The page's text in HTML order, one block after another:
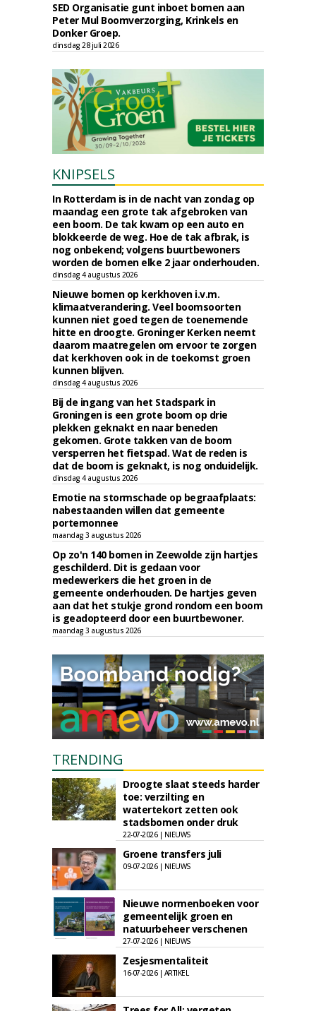
SED Organisatie gunt inboet bomen aan
Peter Mul Boomverzorging, Krinkels en
Donker Groep.
dinsdag 28 juli 2026
KNIPSELS
In Rotterdam is in de nacht van zondag op
maandag een grote tak afgebroken van
een boom. De tak kwam op een auto en
blokkeerde de weg. Hoe de tak afbrak, is
nog onbekend; volgens buurtbewoners
worden de bomen elke 2 jaar onderhouden.
dinsdag 4 augustus 2026
Nieuwe bomen op kerkhoven i.v.m.
klimaatverandering. Veel boomsoorten
kunnen niet goed tegen de toenemende
hitte en droogte. Groninger Kerken neemt
daarom maatregelen om ervoor te zorgen
dat kerkhoven ook in de toekomst groen
kunnen blijven.
dinsdag 4 augustus 2026
Bij de ingang van het Stadspark in
Groningen is een grote boom op drie
plekken geknakt en naar beneden
gekomen. Grote takken van de boom
versperren het fietspad. Wat de reden is
dat de boom is geknakt, is nog onduidelijk.
dinsdag 4 augustus 2026
Emotie na stormschade op begraafplaats:
nabestaanden willen dat gemeente
portemonnee
maandag 3 augustus 2026
Op zo'n 140 bomen in Zeewolde zijn hartjes
geschilderd. Dit is gedaan voor
medewerkers die het groen in de
gemeente onderhouden. De hartjes geven
aan dat het stukje grond rondom een boom
is geadopteerd door een buurtbewoner.
maandag 3 augustus 2026
TRENDING
Droogte slaat steeds harder
toe: verzilting en
watertekort zetten ook
stadsbomen onder druk
22-07-2026 | NIEUWS
Groene transfers juli
09-07-2026 | NIEUWS
Nieuwe normenboeken voor
gemeentelijk groen en
natuurbeheer verschenen
27-07-2026 | NIEUWS
Zesjesmentaliteit
16-07-2026 | ARTIKEL